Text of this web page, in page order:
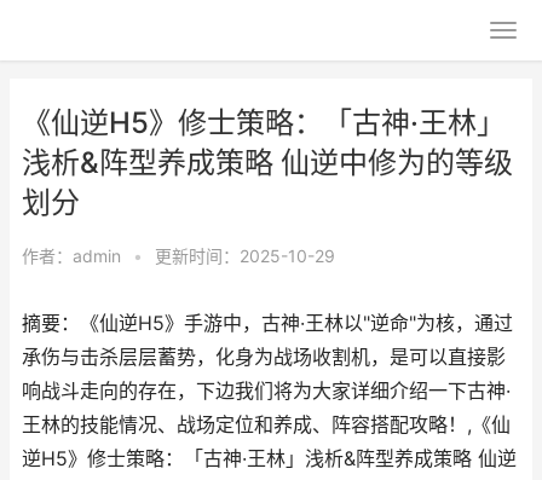
《仙逆H5》修士策略：「古神·王林」
浅析&阵型养成策略 仙逆中修为的等级
划分
作者： admin • 更新时间：2025-10-29
摘要：《仙逆H5》手游中，古神·王林以"逆命"为核，通过
承伤与击杀层层蓄势，化身为战场收割机，是可以直接影
响战斗走向的存在，下边我们将为大家详细介绍一下古神·
王林的技能情况、战场定位和养成、阵容搭配攻略！,《仙
逆H5》修士策略：「古神·王林」浅析&阵型养成策略 仙逆